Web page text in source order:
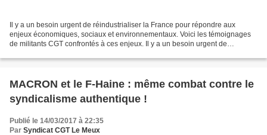
Il y a un besoin urgent de réindustrialiser la France pour répondre aux
enjeux économiques, sociaux et environnementaux. Voici les témoignages
de militants CGT confrontés à ces enjeux. Il y a un besoin urgent de
MACRON et le F-Haine : même combat contre le
syndicalisme authentique !
Publié le 14/03/2017 à 22:35
Par Syndicat CGT Le Meux